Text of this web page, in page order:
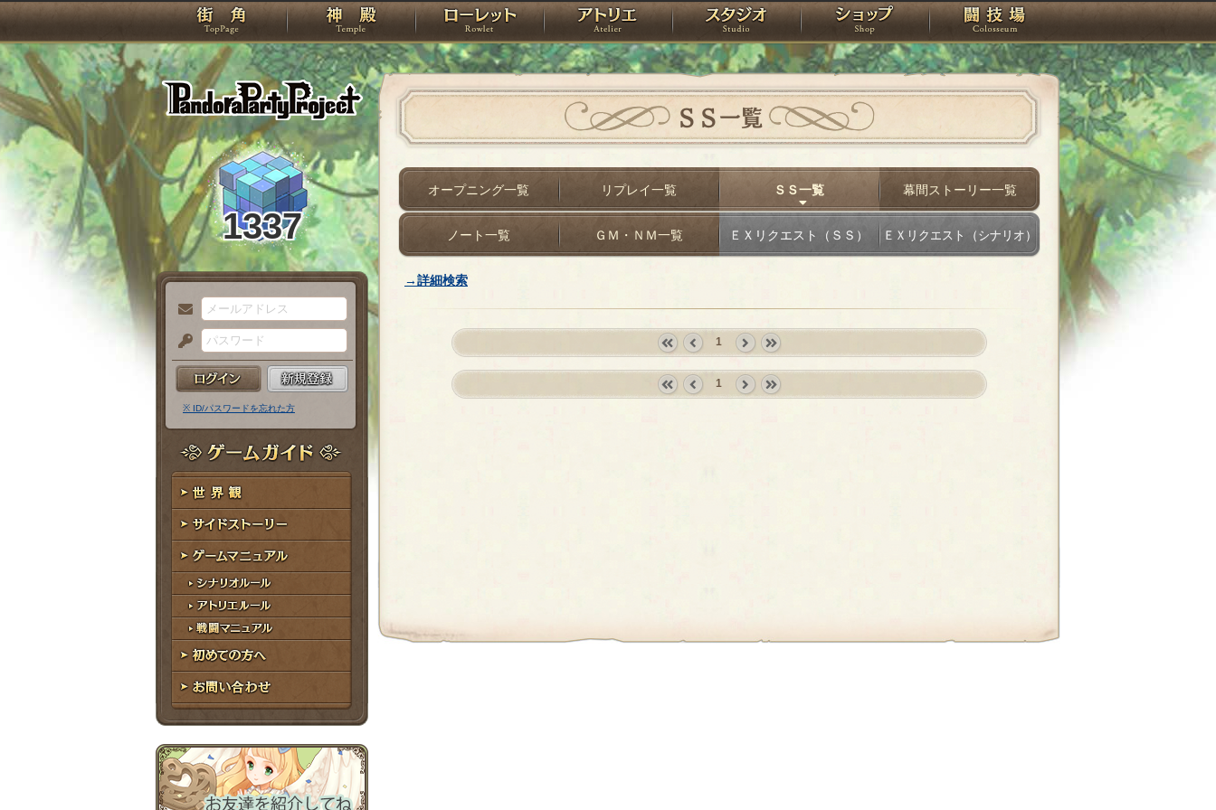
PandoraPartyProject
TOP 神殿 ローレット アトリエ スタジオ ショップ 闘技場
1337
メ
ー
ル
ア
ド
レ
ス
パ
ス
ー
ド
※ ID/パスワードを忘れた方
ゲームガイド
世界観
サイドストーリー
ゲームマニュアル
シナリオルール
アトリエルール
戦闘マニュアル
初めての方へ
お問い合わせ
ＳＳ一覧
オープニング一覧 リプレイ一覧 ＳＳ一覧 幕間ストーリー一覧
ノート一覧 ＧＭ・ＮＭ一覧 ＥＸリクエスト（ＳＳ） ＥＸリクエスト（シナリオ）
→詳細検索
first prev
1
›
»
1